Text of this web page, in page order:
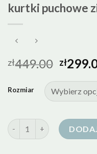
kurtki puchowe
zł449.00 zł
Rozmiar
ilość kurtki puchowe